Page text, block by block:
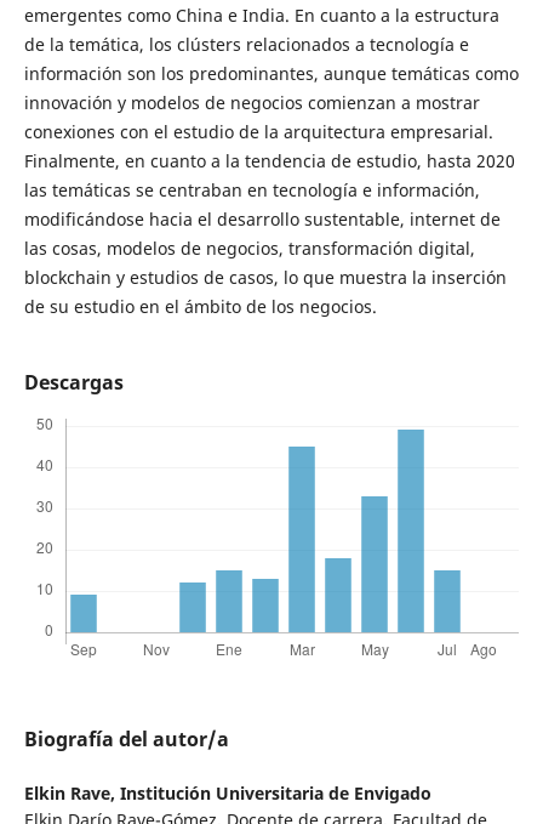
emergentes como China e India. En cuanto a la estructura
de la temática, los clústers relacionados a tecnología e
información son los predominantes, aunque temáticas como
innovación y modelos de negocios comienzan a mostrar
conexiones con el estudio de la arquitectura empresarial.
Finalmente, en cuanto a la tendencia de estudio, hasta 2020
las temáticas se centraban en tecnología e información,
modificándose hacia el desarrollo sustentable, internet de
las cosas, modelos de negocios, transformación digital,
blockchain y estudios de casos, lo que muestra la inserción
de su estudio en el ámbito de los negocios.
Descargas
Biografía del autor/a
Elkin Rave, Institución Universitaria de Envigado